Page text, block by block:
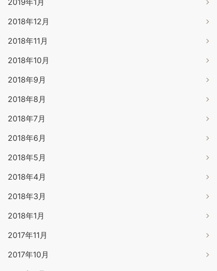
2019年1月
2018年12月
2018年11月
2018年10月
2018年9月
2018年8月
2018年7月
2018年6月
2018年5月
2018年4月
2018年3月
2018年1月
2017年11月
2017年10月